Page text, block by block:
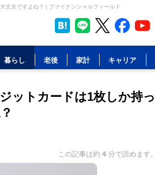
丈夫ですよね？ | ファイナンシャルフィールド
暮らし 老後 家計 キャリア
ットカードは1枚しか持っ
この記事は約 4 分で読めます。